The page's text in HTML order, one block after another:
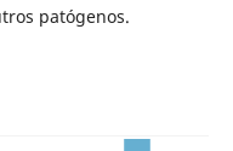
patógenos.